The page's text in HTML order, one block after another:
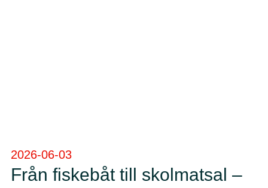
2026-06-03
Från fiskebåt till skolmatsal –